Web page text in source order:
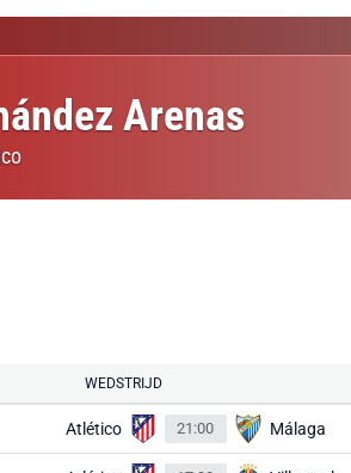
Arenas
WEDSTRIJD
Atlético 21:00 Málaga